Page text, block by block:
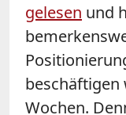
gelesen und
beschäftigen
Wochen.